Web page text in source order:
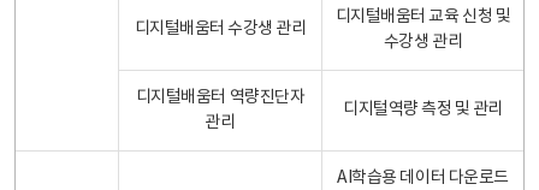
디지털배움터 수강생 관리
디지털배움터 교육 신청 및
수강생 관리
디지털배움터 역량진단자
관리
디지털역량 측정 및 관리
AI학습용 데이터 다운로드